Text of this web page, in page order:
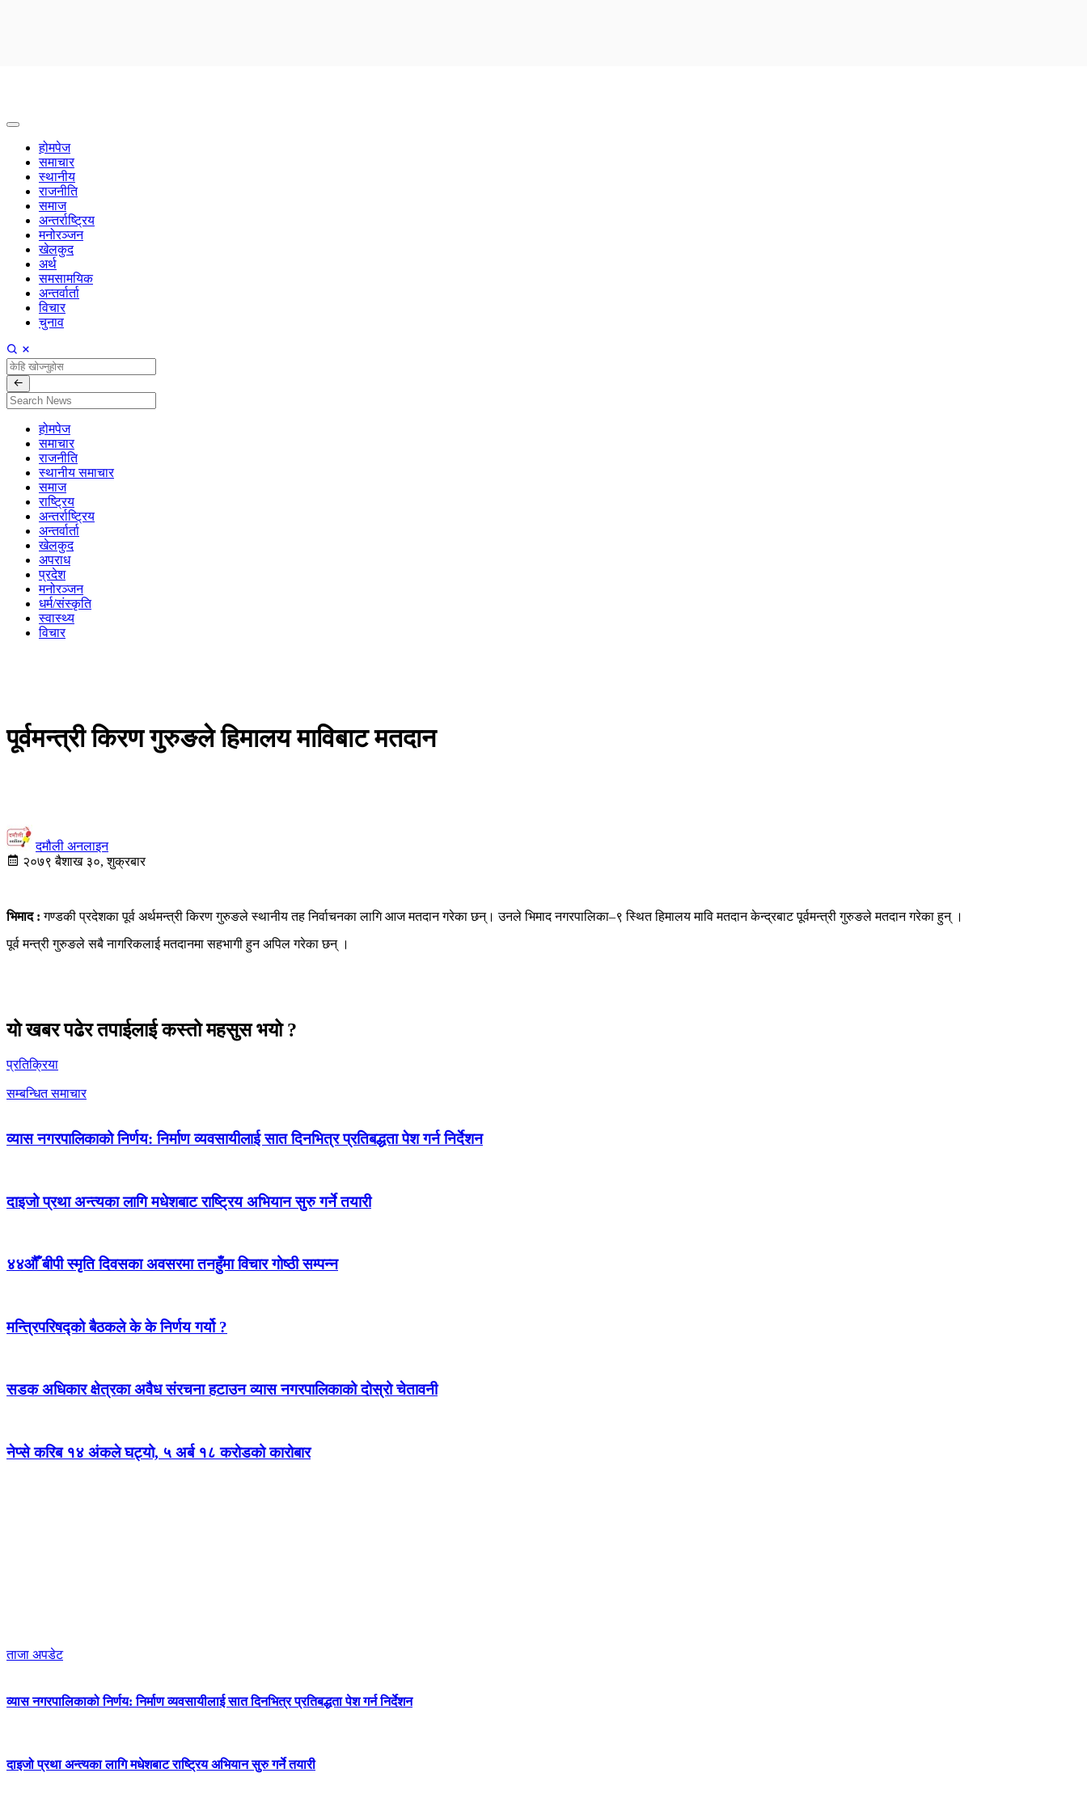
होमपेज
समाचार
स्थानीय
राजनीति
समाज
अन्तर्राष्ट्रिय
मनोरञ्जन
खेलकुद
अर्थ
समसामयिक
अन्तर्वार्ता
विचार
चुनाव
होमपेज
समाचार
राजनीति
स्थानीय समाचार
समाज
राष्ट्रिय
अन्तर्राष्ट्रिय
अन्तर्वार्ता
खेलकुद
अपराध
प्रदेश
मनोरञ्जन
धर्म/संस्कृति
स्वास्थ्य
विचार
पूर्वमन्त्री किरण गुरुङले हिमालय माविबाट मतदान
दमौली अनलाइन
२०७९ बैशाख ३०, शुक्रबार
भिमाद :गण्डकी प्रदेशका पूर्व अर्थमन्त्री किरण गुरुङले स्थानीय तह निर्वाचनका लागि आज मतदान गरेका छन्। उनले भिमाद नगरपालिका–९ स्थित हिमालय मावि मतदान केन्द्रबाट पूर्वमन्त्री गुरुङले मतदान गरेका हुन् ।
पूर्व मन्त्री गुरुङले सबै नागरिकलाई मतदानमा सहभागी हुन अपिल गरेका छन् ।
यो खबर पढेर तपाईलाई कस्तो महसुस भयो ?
प्रतिक्रिया
सम्बन्धित समाचार
व्यास नगरपालिकाको निर्णय: निर्माण व्यवसायीलाई सात दिनभित्र प्रतिबद्धता पेश गर्न निर्देशन
दाइजो प्रथा अन्त्यका लागि मधेशबाट राष्ट्रिय अभियान सुरु गर्ने तयारी
४४औँ बीपी स्मृति दिवसका अवसरमा तनहुँमा विचार गोष्ठी सम्पन्न
मन्त्रिपरिषद्को बैठकले के के निर्णय गर्यो ?
सडक अधिकार क्षेत्रका अवैध संरचना हटाउन व्यास नगरपालिकाको दोस्रो चेतावनी
नेप्से करिब १४ अंकले घट्यो, ५ अर्ब १८ करोडको कारोबार
ताजा अपडेट
व्यास नगरपालिकाको निर्णय: निर्माण व्यवसायीलाई सात दिनभित्र प्रतिबद्धता पेश गर्न निर्देशन
दाइजो प्रथा अन्त्यका लागि मधेशबाट राष्ट्रिय अभियान सुरु गर्ने तयारी